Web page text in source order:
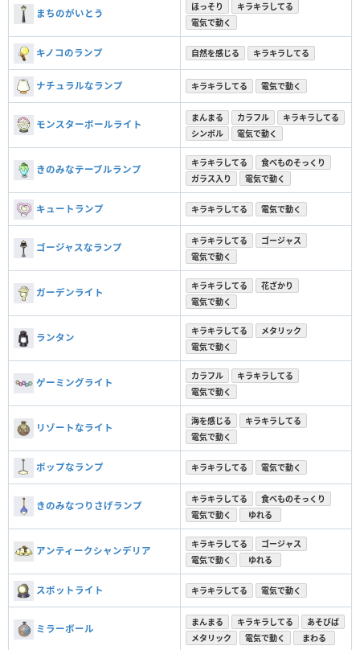
まちのがいとう
ほっそり
キラキラしてる
電気で動く
キノコのランプ 自然を感じる キラキラしてる
ナチュラルなランプ キラキラしてる 電気で動く
モンスターボールライト
まんまる カラフル
キラキラしてる
シンボル
電気で動く
きのみなテーブルランプ
キラキラしてる
食べものそっくり
ガラス入り
電気で動く
キュートランプ キラキラしてる 電気で動く
ゴージャスなランプ
キラキラしてる
ゴージャス
電気で動く
ガーデンライト
キラキラしてる
花ざかり
電気で動く
ランタン
キラキラしてる
メタリック
電気で動く
ゲーミングライト
カラフル
キラキラしてる
電気で動く
リゾートなライト
海を感じる
キラキラしてる
電気で動く
ポップなランプ キラキラしてる 電気で動く
きのみなつりさげランプ
キラキラしてる
食べものそっくり
電気で動く
ゆれる
アンティークシャンデリア
キラキラしてる
ゴージャス
電気で動く
ゆれる
スポットライト キラキラしてる 電気で動く
ミラーボール
まんまる キラキラしてる
あそびば
メタリック
電気で動く まわる